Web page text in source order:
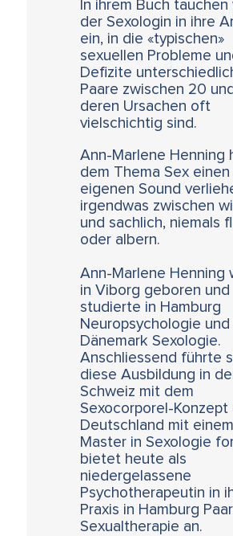
In ihrem Buch
der Sexologin in ihre
ein, in die «typischen»
sexuellen Probleme
Defizite
Paare zwischen 20
deren Ursachen oft
vielschichtig sind.
Ann-Marlene Henning
dem Thema Sex einen
eigenen Sound
irgendwas zwischen
und sachlich, niemals
oder albern.
Ann-Marlene Henning
in Viborg geboren und
studierte in Hamburg
Neuropsychologie und
Dänemark Sexologie.
Anschliessend führte
diese Ausbildung in
Schweiz mit dem
Sexocorporel-Konzept
Deutschland mit einem
Master in Sexologie
bietet heute als
niedergelassene
Psychotherapeutin in
Praxis in Hamburg
Sexualtherapie an.